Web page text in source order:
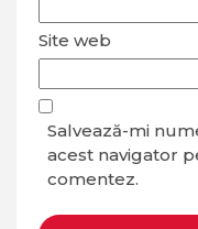
Site web
Salvează-mi
acest navigator
comentez.